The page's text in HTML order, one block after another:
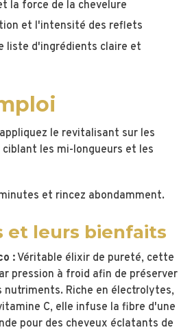
la force de la chevelure
et l'intensité des reflets
liste d'ingrédients claire et
le revitalisant sur les
ciblant les mi-longueurs et les
et rincez abondamment.
et leurs bienfaits
: Véritable élixir de pureté, cette
pression à froid afin de préserver
Riche en électrolytes,
C, elle infuse la fibre d'une
pour des cheveux éclatants de